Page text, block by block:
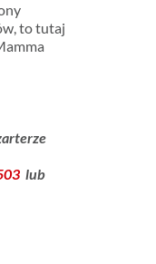
to tutaj
lub